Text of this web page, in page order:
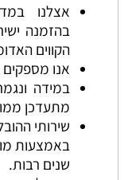
אצלנו
בהזמנה
הקווים
אנו מספקים
במידה
מתעדכן
שירותי
באמצעות
שנים רבות.